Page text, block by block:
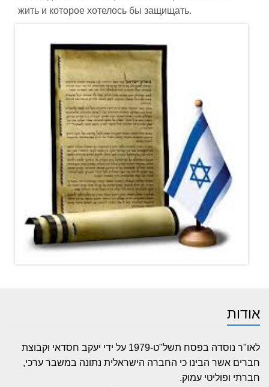
жить и которое хотелось бы защищать.
אודות
לאו"ר נוסדה בפסח תשל"ט-1979 על ידי יעקב חסדאי וקבוצת
חברים אשר הבינו כי החברה הישראלית נתונה במשבר ערכי,
חברתי ופוליטי עמוק.